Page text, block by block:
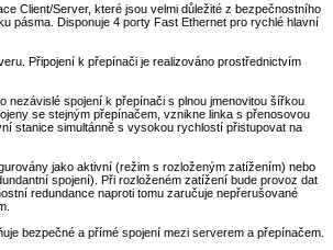
Client/Server, které jsou velmi důležité z bezpečnostního
pásma. Disponuje 4 porty Fast Ethernet pro rychlé hlavní
Připojení k přepínači je realizováno prostřednictvím
nezávislé spojení k přepínači s plnou jmenovitou šířkou
se stejným přepínačem, vznikne linka s přenosovou
stanice simultánně s vysokou rychlostí přistupovat na
jako aktivní (režim s rozloženým zatížením) nebo
spojení). Při rozloženém zatížení bude provoz dat
redundance naproti tomu zaručuje nepřerušované
bezpečné a přímé spojení mezi serverem a přepínačem.